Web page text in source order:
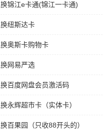
锦江e卡通(锦江一卡通)
纽斯达卡
奥斯卡购物卡
网易严选
百度网盘会员激活码
永辉超市卡（实体卡）
百果园（只收88开头的）